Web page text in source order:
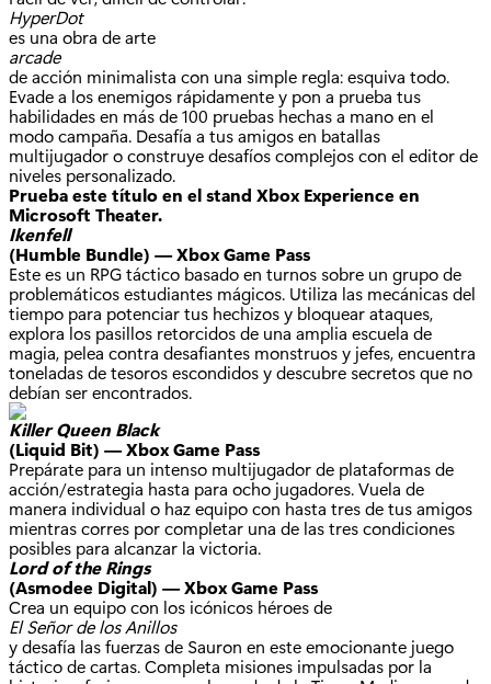
HyperDot
es una obra de arte
arcade
de acción minimalista con una simple regla: esquiva todo.
Evade a los enemigos rápidamente y pon a prueba tus
habilidades en más de 100 pruebas hechas a mano en el
modo campaña. Desafía a tus amigos en batallas
multijugador o construye desafíos complejos con el editor de
niveles personalizado.
Prueba este título en el stand Xbox Experience en
Microsoft Theater.
Ikenfell
(Humble Bundle) — Xbox Game Pass
Este es un RPG táctico basado en turnos sobre un grupo de
problemáticos estudiantes mágicos. Utiliza las mecánicas del
tiempo para potenciar tus hechizos y bloquear ataques,
explora los pasillos retorcidos de una amplia escuela de
magia, pelea contra desafiantes monstruos y jefes, encuentra
toneladas de tesoros escondidos y descubre secretos que no
debían ser encontrados.
Killer Queen Black
(Liquid Bit) — Xbox Game Pass
Prepárate para un intenso multijugador de plataformas de
acción/estrategia hasta para ocho jugadores. Vuela de
manera individual o haz equipo con hasta tres de tus amigos
mientras corres por completar una de las tres condiciones
posibles para alcanzar la victoria.
Lord of the Rings
(Asmodee Digital) — Xbox Game Pass
Crea un equipo con los icónicos héroes de
El Señor de los Anillos
y desafía las fuerzas de Sauron en este emocionante juego
táctico de cartas. Completa misiones impulsadas por la